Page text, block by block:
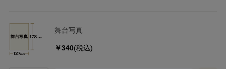
舞台写真
￥340(税込)